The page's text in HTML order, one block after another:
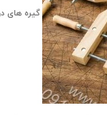
گیره های